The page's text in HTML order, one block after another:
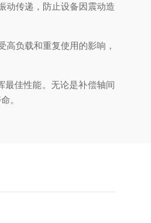
传递，防止设备因震动造
负载和重复使用的影响，
佳性能。无论是补偿轴间
。